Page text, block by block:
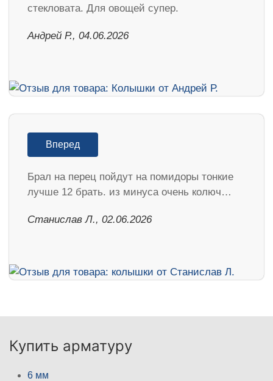
стекловата. Для овощей супер.
Андрей Р., 04.06.2026
Вперед
Брал на перец пойдут на помидоры тонкие
лучше 12 брать. из минуса очень колюч…
Станислав Л., 02.06.2026
Купить арматуру
6 мм